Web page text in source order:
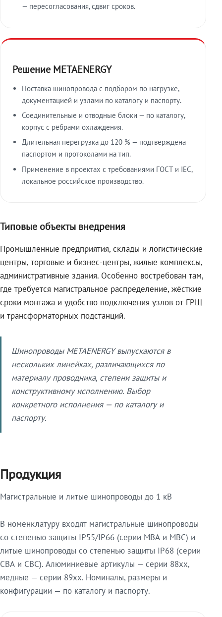
— пересогласования, сдвиг сроков.
Решение METAENERGY
Поставка шинопровода с подбором по нагрузке,
документацией и узлами по каталогу и паспорту.
Соединительные и отводные блоки — по каталогу,
корпус с рёбрами охлаждения.
Длительная перегрузка до 120 % — подтверждена
паспортом и протоколами на тип.
Применение в проектах с требованиями ГОСТ и IEC,
локальное российское производство.
Типовые объекты внедрения
Промышленные предприятия, склады и логистические
центры, торговые и бизнес-центры, жилые комплексы,
административные здания. Особенно востребован там,
где требуется магистральное распределение, жёсткие
сроки монтажа и удобство подключения узлов от ГРЩ
и трансформаторных подстанций.
Шинопроводы METAENERGY выпускаются в
нескольких линейках, различающихся по
материалу проводника, степени защиты и
конструктивному исполнению. Выбор
конкретного исполнения — по каталогу и
паспорту.
Продукция
Магистральные и литые шинопроводы до 1 кВ
В номенклатуру входят магистральные шинопроводы
со степенью защиты IP55/IP66 (серии МВА и МВС) и
литые шинопроводы со степенью защиты IP68 (серии
СВА и СВС). Алюминиевые артикулы — серии 88xx,
медные — серии 89xx. Номиналы, размеры и
конфигурации — по каталогу и паспорту.